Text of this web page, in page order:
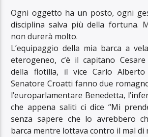
Ogni oggetto ha un posto, ogni
disciplina salva più della fortuna.
non durerà molto.
L’equipaggio della mia barca a
eterogeneo, c’è il capitano
della flotilla, il vice Carlo
Senatore Croatti fanno due
l’europarlamentare Benedetta,
che appena saliti ci dice “Mi
senza sapere che lo avrebbero
barca mentre lottava contro il mal di